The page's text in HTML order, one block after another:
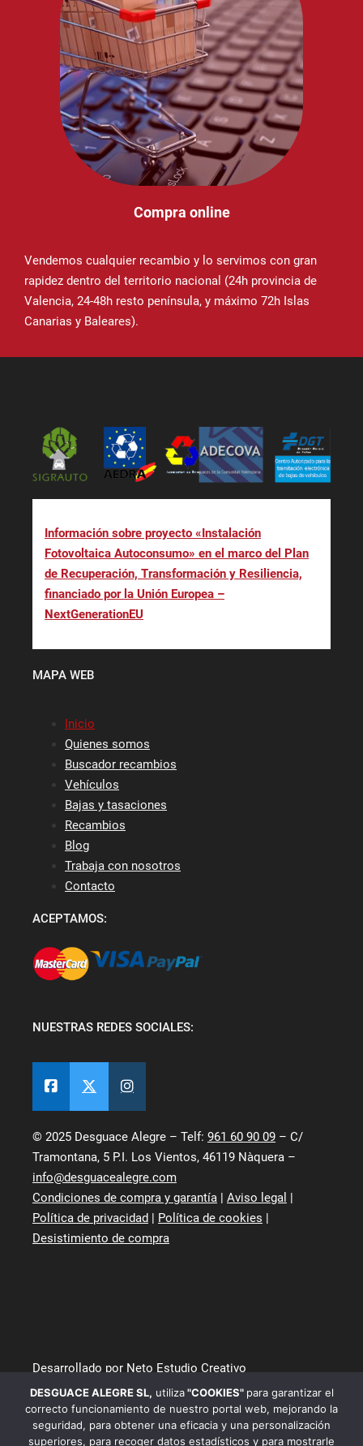
Compra online
Vendemos cualquier recambio y lo servimos con gran
rapidez dentro del territorio nacional (24h provincia de
Valencia, 24-48h resto península, y máximo 72h Islas
Canarias y Baleares).
Información sobre proyecto «Instalación
Fotovoltaica Autoconsumo» en el marco del Plan
de Recuperación, Transformación y Resiliencia,
financiado por la Unión Europea –
NextGenerationEU
MAPA WEB
Inicio
Quienes somos
Buscador recambios
Vehículos
Bajas y tasaciones
Recambios
Blog
Trabaja con nosotros
Contacto
ACEPTAMOS:
NUESTRAS REDES SOCIALES:
© 2025 Desguace Alegre – Telf: 961 60 90 09 – C/
Tramontana, 5 P.I. Los Vientos, 46119 Nàquera –
info@desguacealegre.com
Condiciones de compra y garantía | Aviso legal |
Política de privacidad | Política de cookies |
Desistimiento de compra
Desarrollado por Neto Estudio Creativo
DESGUACE ALEGRE SL, utiliza"COOKIES" para garantizar el
correcto funcionamiento de nuestro portal web, mejorando la
seguridad, para obtener una eficacia y una personalización
superiores, para recoger datos estadísticos y para mostrarle